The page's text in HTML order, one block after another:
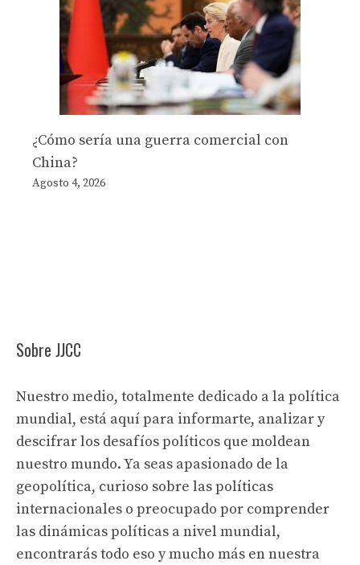
¿Cómo sería una guerra comercial con
China?
Agosto 4, 2026
Sobre JJCC
Nuestro medio, totalmente dedicado a la política
mundial, está aquí para informarte, analizar y
descifrar los desafíos políticos que moldean
nuestro mundo. Ya seas apasionado de la
geopolítica, curioso sobre las políticas
internacionales o preocupado por comprender
las dinámicas políticas a nivel mundial,
encontrarás todo eso y mucho más en nuestra